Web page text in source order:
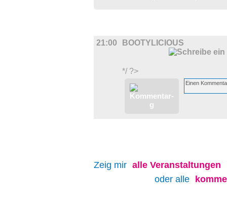
21:00 BOOTYLICIOUS
*/ ?>
Zeig mir alle Veranstaltungen
oder alle